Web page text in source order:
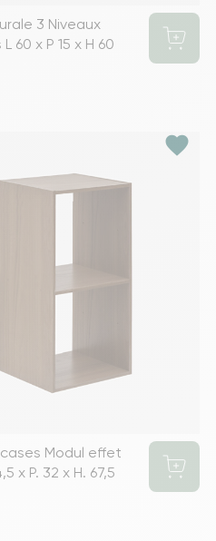
3 Niveaux
60 x P 15 x H 60
favorite
Modul effet
x P. 32 x H. 67,5